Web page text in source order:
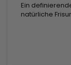
Ein
natürliche
Nährstoffen
Defining Gel.
Locken mit
Lavendelöl